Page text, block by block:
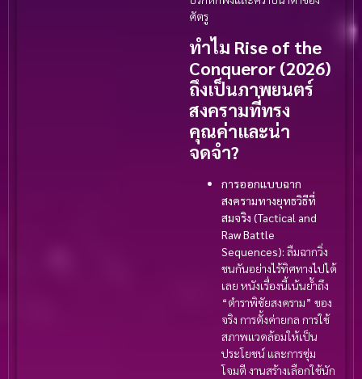
ศัตรู
ทำไม Rise of the
Conqueror (2026)
ถึงเป็นภาพยนตร์
สงครามที่ทรง
คุณค่าและน่า
จดจำ?
การออกแบบฉาก
สงครามทางยุทธวิธีที่
สมจริง (Tactical and
Raw Battle
Sequences): ลืมฉากวิ่ง
ชนกันอย่างไร้ทิศทางไปได้
เลย หนังเรื่องนี้เน้นย้ำถึง
“ตำราพิชัยสงคราม” ของ
จริง การตั้งค่ายกล การใช้
สภาพแวดล้อมให้เป็น
ประโยชน์ และการซุ่ม
โจมตี งานสร้างเลือกใช้นัก